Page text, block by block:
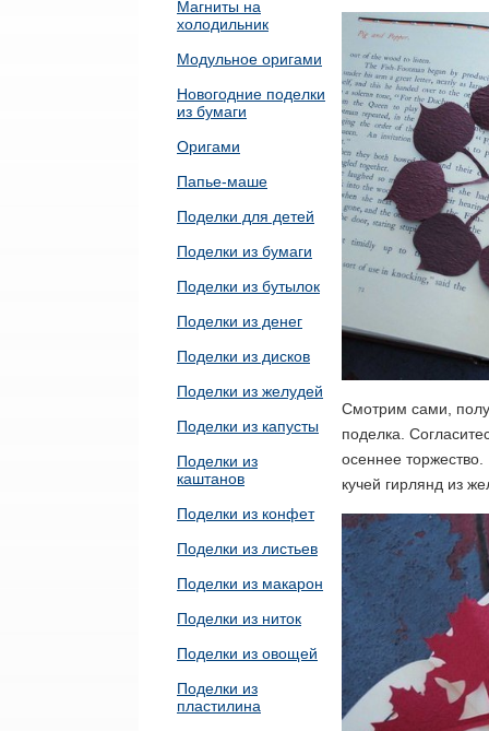
Магниты на
холодильник
Модульное оригами
Новогодние поделки
из бумаги
Оригами
Папье-маше
Поделки для детей
Поделки из бумаги
Поделки из бутылок
Поделки из денег
Поделки из дисков
Поделки из желудей
Поделки из капусты
Поделки из
каштанов
Поделки из конфет
Поделки из листьев
Поделки из макарон
Поделки из ниток
Поделки из овощей
Поделки из
пластилина
Смотрим сами,
поделка.
осеннее
кучей гирлянд из